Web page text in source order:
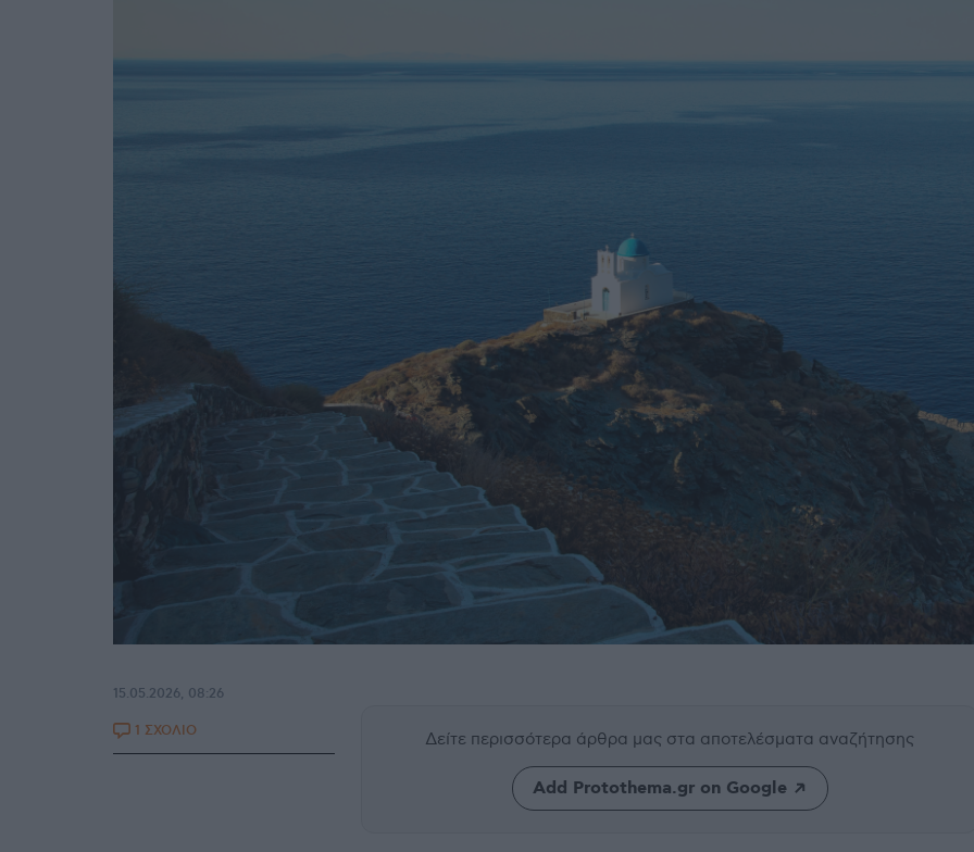
Δείτε περισσότερα άρθρα μας στα αποτελέσματα αναζήτησης
Add Protothema.gr on Google
15.05.2026, 08:26
1 ΣΧΟΛΙΟ